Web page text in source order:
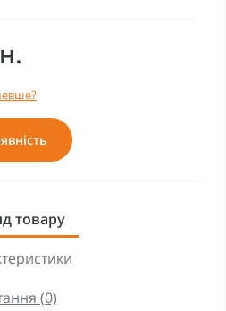
товару
(0)